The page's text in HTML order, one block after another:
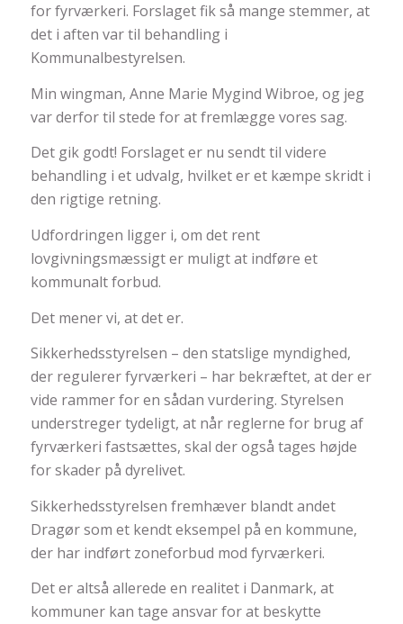
for fyrværkeri. Forslaget fik så mange stemmer, at
det i aften var til behandling i
Kommunalbestyrelsen.
Min wingman, Anne Marie Mygind Wibroe, og jeg
var derfor til stede for at fremlægge vores sag.
Det gik godt! Forslaget er nu sendt til videre
behandling i et udvalg, hvilket er et kæmpe skridt i
den rigtige retning.
Udfordringen ligger i, om det rent
lovgivningsmæssigt er muligt at indføre et
kommunalt forbud.
Det mener vi, at det er.
Sikkerhedsstyrelsen – den statslige myndighed,
der regulerer fyrværkeri – har bekræftet, at der er
vide rammer for en sådan vurdering. Styrelsen
understreger tydeligt, at når reglerne for brug af
fyrværkeri fastsættes, skal der også tages højde
for skader på dyrelivet.
Sikkerhedsstyrelsen fremhæver blandt andet
Dragør som et kendt eksempel på en kommune,
der har indført zoneforbud mod fyrværkeri.
Det er altså allerede en realitet i Danmark, at
kommuner kan tage ansvar for at beskytte